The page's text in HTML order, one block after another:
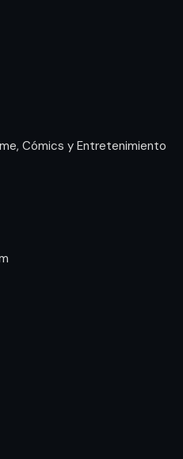
Cómics y Entretenimiento